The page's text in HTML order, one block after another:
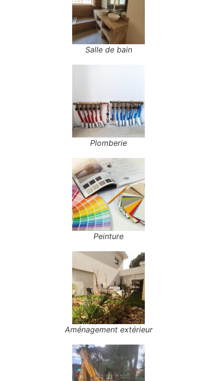
Salle de bain
Plomberie
Peinture
Aménagement extérieur